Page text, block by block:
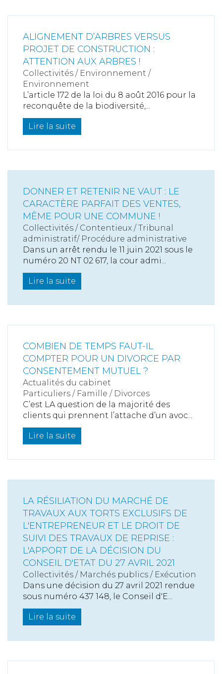
ALIGNEMENT D’ARBRES VERSUS
PROJET DE CONSTRUCTION :
ATTENTION AUX ARBRES !
Collectivités / Environnement /
Environnement
L’article 172 de la loi du 8 août 2016 pour la
reconquête de la biodiversité,...
Lire la suite
DONNER ET RETENIR NE VAUT : LE
CARACTÈRE PARFAIT DES VENTES,
MÊME POUR UNE COMMUNE !
Collectivités / Contentieux / Tribunal
administratif/ Procédure administrative
Dans un arrêt rendu le 11 juin 2021 sous le
numéro 20 NT 02 617, la cour admi...
Lire la suite
COMBIEN DE TEMPS FAUT-IL
COMPTER POUR UN DIVORCE PAR
CONSENTEMENT MUTUEL ?
Actualités du cabinet
Particuliers / Famille / Divorces
C’est LA question de la majorité des
clients qui prennent l’attache d’un avoc...
Lire la suite
LA RÉSILIATION DU MARCHÉ DE
TRAVAUX AUX TORTS EXCLUSIFS DE
L'ENTREPRENEUR ET LE DROIT DE
SUIVI DES TRAVAUX DE REPRISE :
L'APPORT DE LA DÉCISION DU
CONSEIL D'ETAT DU 27 AVRIL 2021
Collectivités / Marchés publics / Exécution
Dans une décision du 27 avril 2021 rendue
sous numéro 437 148, le Conseil d'E...
Lire la suite